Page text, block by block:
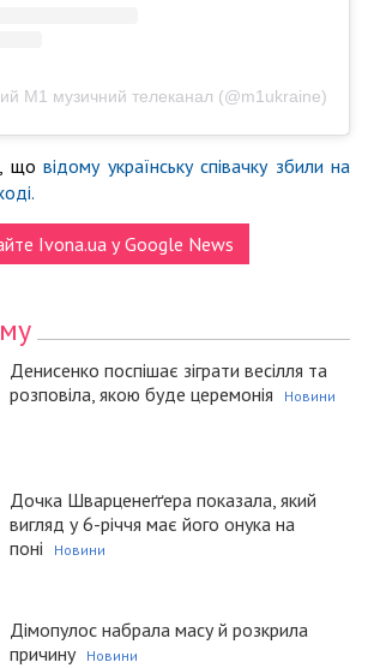
M1 музичний телеканал (@m1ukraine)
що відому українську співачку збили на
Ivona.ua у Google News
Денисенко поспішає зіграти весілля та
розповіла, якою буде церемонія
Новини
Дочка Шварценеґґера показала, який
вигляд у 6-річчя має його онука на
поні
Новини
Дімопулос набрала масу й розкрила
причину
Новини